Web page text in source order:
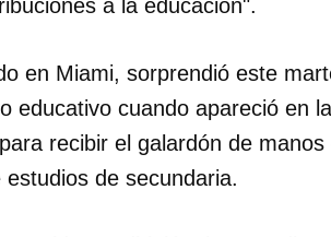
a la educación".
en Miami, sorprendió este
educativo cuando apareció en
recibir el galardón de
de secundaria.